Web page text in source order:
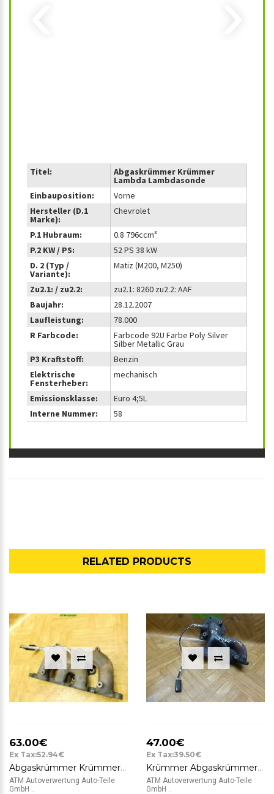
Titel: Abgaskrümmer Krümmer
Lambda Lambdasonde
Einbauposition:
Vorne
Hersteller (D.1
Marke):
Chevrolet
P.1 Hubraum:
0.8 796ccm³
P.2 KW / PS:
52 PS 38 kW
D. 2 (Typ /
Variante):
Matiz (M200, M250)
Zu2.1: / zu2.2:
zu2.1: 8260 zu2.2: AAF
Baujahr:
28.12.2007
Laufleistung:
78.000
R Farbcode:
Farbcode 92U Farbe Poly Silver
Silber Metallic Grau
P3 Kraftstoff:
Benzin
Elektrische
Fensterheber:
mechanisch
Emissionsklasse:
Euro 4;5L
Interne Nummer:
58
RELATED PRODUCTS
63.00€
Ex Tax:52.94€
Abgaskrümmer Krümmer Lambda Lambdasonde Ford Puma
ATM Autoverwertung Auto-Teile
GmbH ..
47.00€
Ex Tax:39.50€
Krümmer Abgaskrümmer mit Lambda Lambdasonde Chevrolet Matiz 0,8
ATM Autoverwertung Auto-Teile
GmbH ..